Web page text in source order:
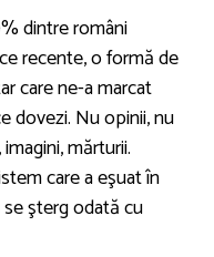
dintre români
recente, o formă de
care ne-a marcat
dovezi. Nu opinii, nu
mărturii.
care a eşuat în
şterg odată cu